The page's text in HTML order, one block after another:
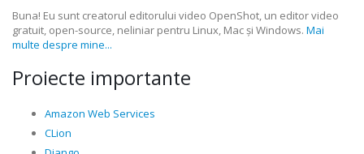
Buna! Eu sunt creatorul editorului video OpenShot, un editor video
gratuit, open-source, neliniar pentru Linux, Mac și Windows. Mai
multe despre mine...
Proiecte importante
Amazon Web Services
CLion